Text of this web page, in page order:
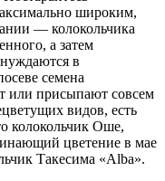
широким,
— колокольчика
а затем
в
семена
или присыпают совсем
видов, есть
колокольчик Оше,
цветение в мае
Такесима «Alba».